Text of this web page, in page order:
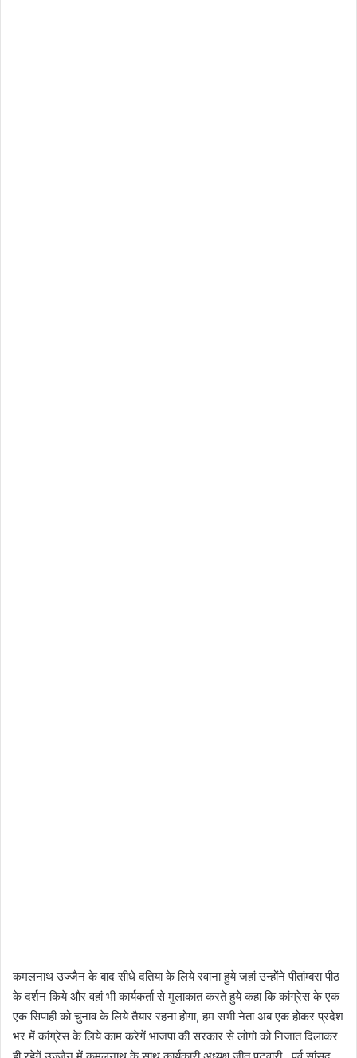
कमलनाथ उज्‍जैन के बाद सीधे दतिया के लिये रवाना हुये जहां उन्‍होंने पीतांम्‍बरा पीठ
के दर्शन किये और वहां भी कार्यकर्ता से मुलाकात करते हुये कहा कि कांग्रेस के एक
एक सिपाही को चुनाव के लिये तैयार रहना होगा, हम सभी नेता अब एक होकर प्रदेश
भर में कांग्रेस के लिये काम करेगें भाजपा की सरकार से लोगो को निजात दिलाकर